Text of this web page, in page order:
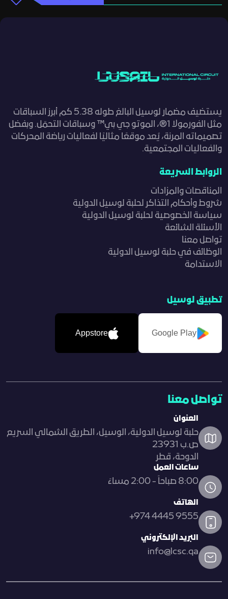
يستضيف مضمار لوسيل البالغ طوله 5.38 كم أبرز السباقات
مثل الفورمولا 1®، الموتو جي بي™ وسباقات التحمّل. وبفضل
تصميماته المرنة، يُعد موقعًا مثاليًا لفعاليات رياضة المحركات
والفعاليات المجتمعية.
الروابط السريعة
المناقصات والمزادات
شروط وأحكام التذاكر لحلبة لوسيل الدولية
سياسة الخصوصية لحلبة لوسيل الدولية
الأسئلة الشائعة
تواصل معنا
الوظائف في حلبة لوسيل الدولية
الاستدامة
تطبيق لوسيل
Google Play
Appstore
تواصل معنا
العنوان
حلبة لوسيل الدولية، الوسيل، الطريق الشمالي السريع
ص.ب 23931
الدوحة، قطر
ساعات العمل
8:00 صباحاً - 2:00 مساءً
الهاتف
+974 4445 9555
البريد الإلكتروني
info@lcsc.qa